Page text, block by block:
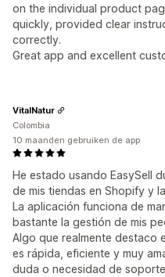
on the individual product
quickly, provided clear
correctly.
Great app and excellent
He estado usando EasySell
de mis tiendas en Shopify y
La aplicación funciona de
bastante la gestión de mis
Algo que realmente destaco
es rápida, eficiente y muy
duda o necesidad de
VitalNatur
Colombia
10 maanden gebruiken de app